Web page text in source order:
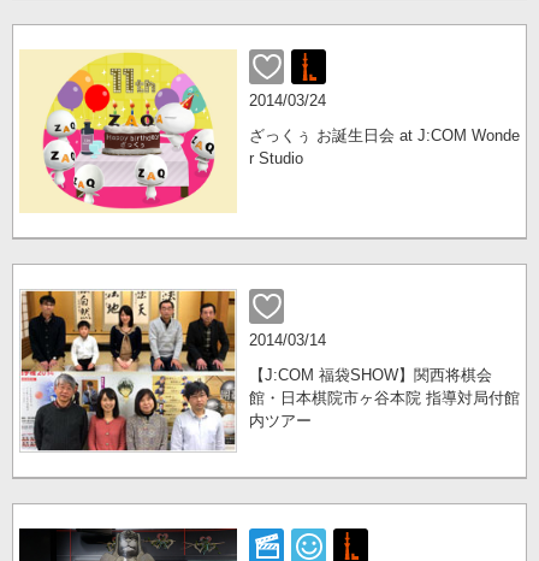
2014/03/24
ざっくぅ お誕生日会 at J:COM Wonde
r Studio
2014/03/14
【J:COM 福袋SHOW】関西将棋会
館・日本棋院市ヶ谷本院 指導対局付館
内ツアー